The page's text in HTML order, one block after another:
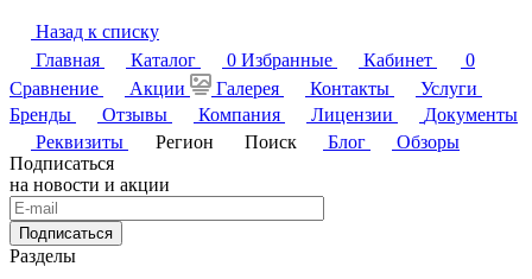
Назад к списку
Главная
Каталог 0 Избранные Кабинет
0
Сравнение
Акции Галерея Контакты
Услуги
Бренды
Отзывы Компания Лицензии
Документы
Реквизиты
Регион Поиск Блог
Обзоры
Подписаться
на новости и акции
Подписаться
Разделы